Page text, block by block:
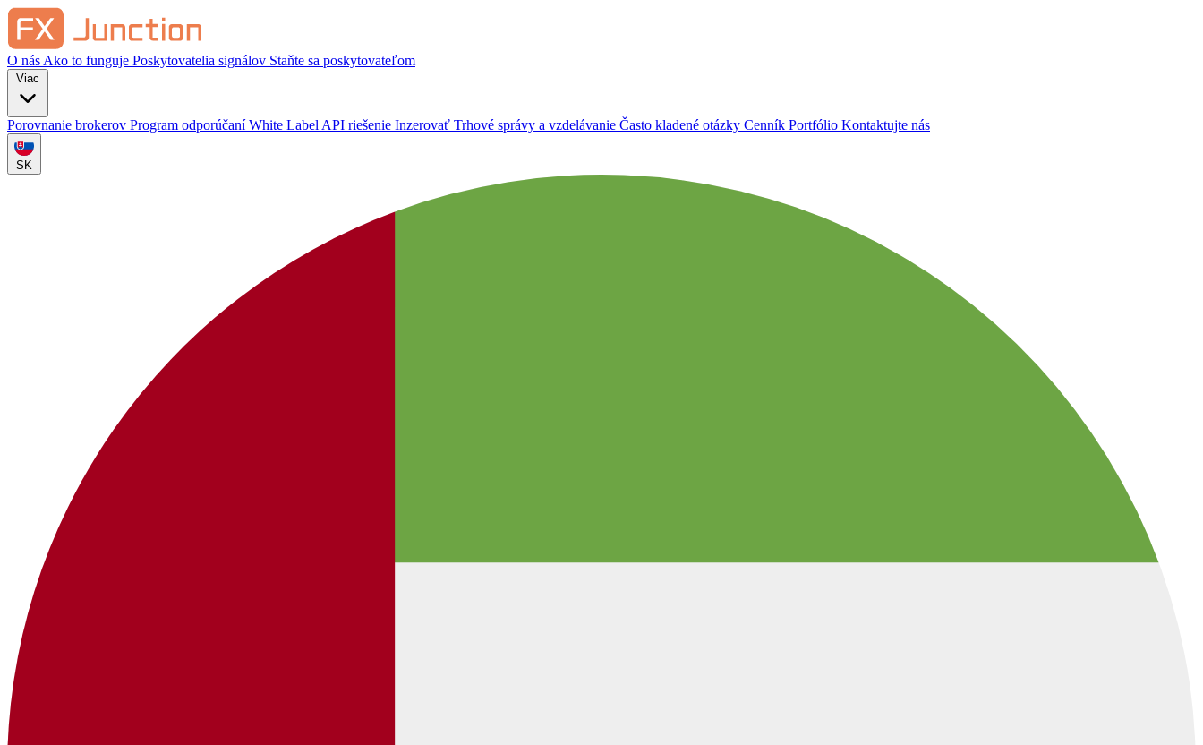
O nás Ako to funguje Poskytovatelia signálov Staňte sa poskytovateľom
Porovnanie brokerov Program odporúčaníWhite Label API riešenie Inzerovať Trhové správy a vzdelávanie Často kladené otázky Cenník Portfólio Kontaktujte nás
SK